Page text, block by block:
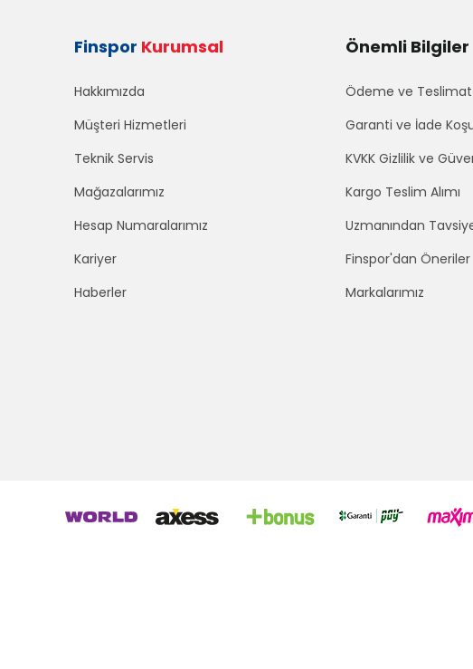
Finspor Kurumsal
Hakkımızda
Müşteri Hizmetleri
Teknik Servis
Mağazalarımız
Hesap Numaralarımız
Kariyer
Haberler
Önemli Bilgiler
Ödeme ve Teslimat
Garanti ve İade
KVKK Gizlilik ve
Kargo Teslim Alımı
Uzmanından
Finspor'dan Öneriler
Markalarımız